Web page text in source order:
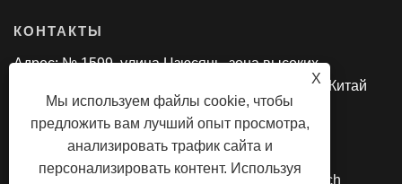
X
Мы используем файлы cookie, чтобы
предложить вам лучший опыт просмотра,
анализировать трафик сайта и
персонализировать контент. Используя
КОНТАКТЫ
Адрес: № 1599, улица Цзюсянь, зона высоких
технологий, город Нинбо, провинция Чжэцзян, Китай
Тел.: +86-574-55712633
Электронная почта:jessie@dayatech.cc
Авторские права © 2024 Ningbo Dayatech